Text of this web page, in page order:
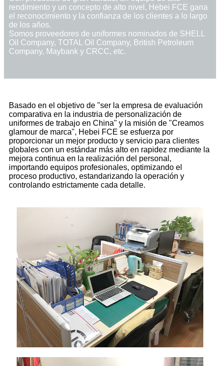
rendimiento y un concepto de alto nivel, Hebei FCE gana
el reconocimiento y la confianza de los clientes a lo largo
de los años.
Somos proveedores de uniformes nominados de SHELL
Oil Company, TOTAL Oil Company, British Petroleum
Company, Maybank y CRCC, etc.
Basado en el objetivo de "ser la empresa de evaluación
comparativa en la industria de personalización de
uniformes de trabajo en China" y la misión de "Creamos
glamour de marca", Hebei FCE se esfuerza por
proporcionar un mejor producto y servicio para clientes
globales con un estándar más alto en rapidez mediante la
mejora continua en la realización del personal,
importando equipos profesionales, optimizando el
proceso productivo, estandarizando la operación y
controlando estrictamente cada detalle.